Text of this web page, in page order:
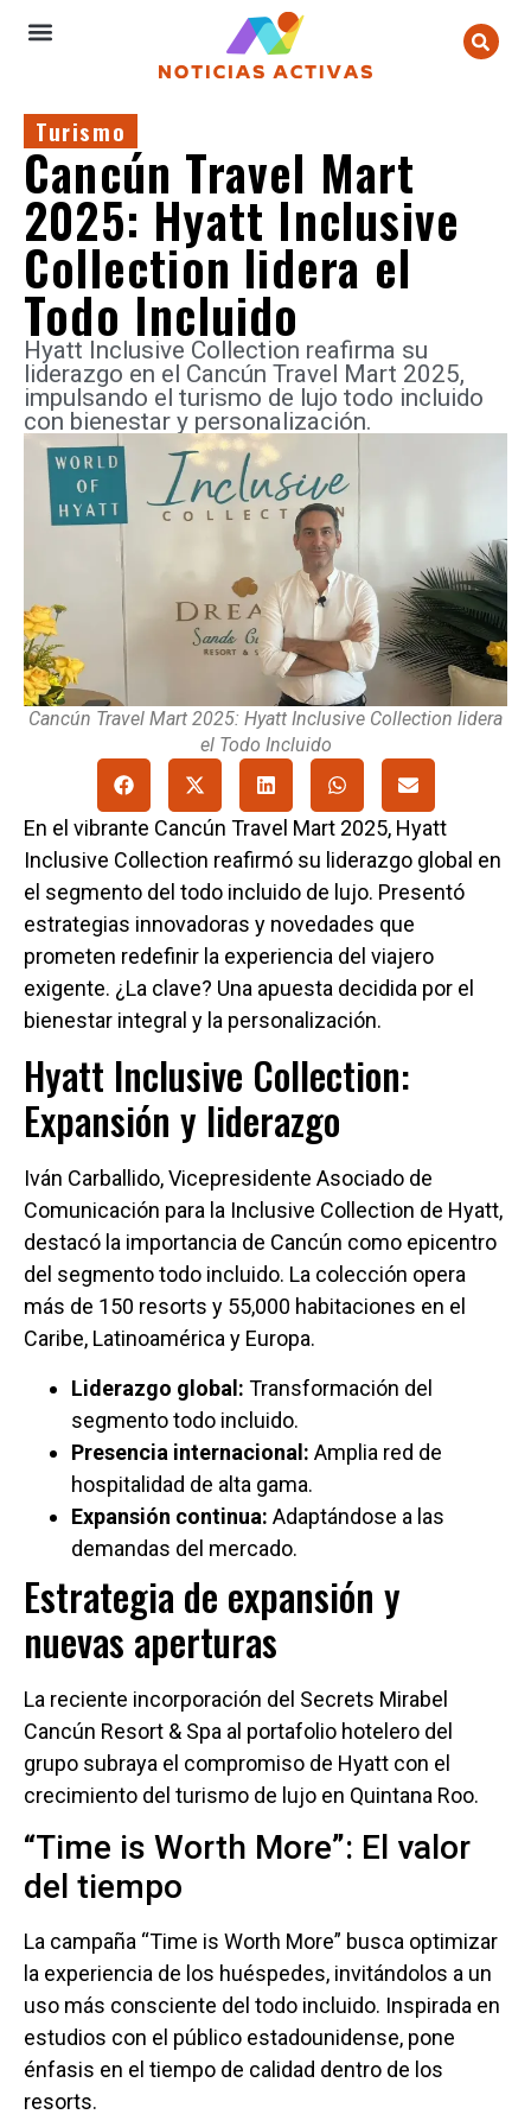
Turismo
Cancún Travel Mart
2025: Hyatt Inclusive
Collection lidera el
Todo Incluido
Hyatt Inclusive Collection reafirma su
liderazgo en el Cancún Travel Mart 2025,
impulsando el turismo de lujo todo incluido
con bienestar y personalización.
Cancún Travel Mart 2025: Hyatt Inclusive Collection lidera
el Todo Incluido
En el vibrante Cancún Travel Mart 2025, Hyatt
Inclusive Collection reafirmó su liderazgo global en
el segmento del todo incluido de lujo. Presentó
estrategias innovadoras y novedades que
prometen redefinir la experiencia del viajero
exigente. ¿La clave? Una apuesta decidida por el
bienestar integral y la personalización.
Hyatt Inclusive Collection:
Expansión y liderazgo
Iván Carballido, Vicepresidente Asociado de
Comunicación para la Inclusive Collection de Hyatt,
destacó la importancia de Cancún como epicentro
del segmento todo incluido. La colección opera
más de 150 resorts y 55,000 habitaciones en el
Caribe, Latinoamérica y Europa.
Liderazgo global: Transformación del
segmento todo incluido.
Presencia internacional: Amplia red de
hospitalidad de alta gama.
Expansión continua: Adaptándose a las
demandas del mercado.
Estrategia de expansión y
nuevas aperturas
La reciente incorporación del Secrets Mirabel
Cancún Resort & Spa al portafolio hotelero del
grupo subraya el compromiso de Hyatt con el
crecimiento del turismo de lujo en Quintana Roo.
“Time is Worth More”: El valor
del tiempo
La campaña “Time is Worth More” busca optimizar
la experiencia de los huéspedes, invitándolos a un
uso más consciente del todo incluido. Inspirada en
estudios con el público estadounidense, pone
énfasis en el tiempo de calidad dentro de los
resorts.